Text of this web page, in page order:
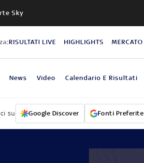
Sky
RISULTATI LIVE HIGHLIGHTS MERCATO
News Video Calendario E Risultati
su Google Discover Fonti Preferite